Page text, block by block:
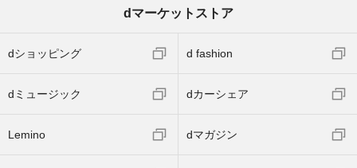
dマーケットストア
dショッピング d fashion
dミュージック dカーシェア
Lemino dマガジン